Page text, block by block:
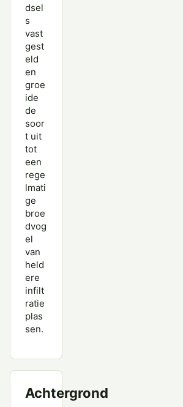
dsel
s
vast
gest
eld
en
groe
ide
de
soor
t uit
tot
een
rege
lmati
ge
broe
dvog
el
van
held
ere
infilt
ratie
plas
sen.
Achtergrond